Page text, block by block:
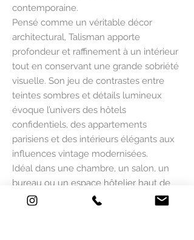
contemporaine.
Pensé comme un véritable décor
architectural, Talisman apporte
profondeur et raffinement à un intérieur
tout en conservant une grande sobriété
visuelle. Son jeu de contrastes entre
teintes sombres et détails lumineux
évoque l’univers des hôtels
confidentiels, des appartements
parisiens et des intérieurs élégants aux
influences vintage modernisées.
Idéal dans une chambre, un salon, un
bureau ou un espace hôtelier haut de
gamme.